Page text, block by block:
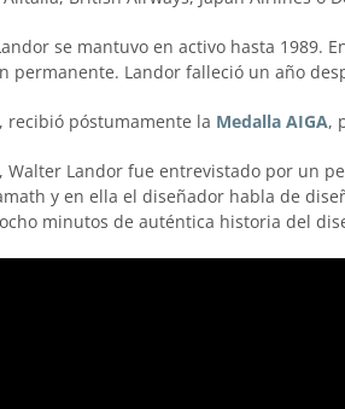
se mantuvo en activo hasta 1989.
permanente. Landor falleció un año
recibió póstumamente la Medalla AIGA,
Walter Landor fue entrevistado por un
y en ella el diseñador habla de
minutos de auténtica historia del